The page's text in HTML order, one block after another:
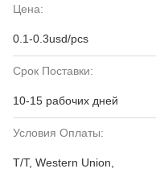
Цена:
0.1-0.3usd/pcs
Срок Поставки:
10-15 рабочих дней
Условия Оплаты:
T/T, Western Union,